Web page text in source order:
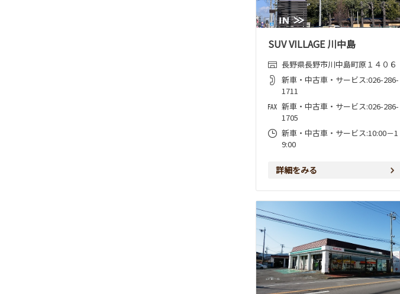
SUV VILLAGE 川中島
長野県長野市川中島町原１４０６
新車・中古車・サービス:026-286-
1711
新車・中古車・サービス:026-286-
1705
新車・中古車・サービス:10:00－1
9:00
詳細をみる